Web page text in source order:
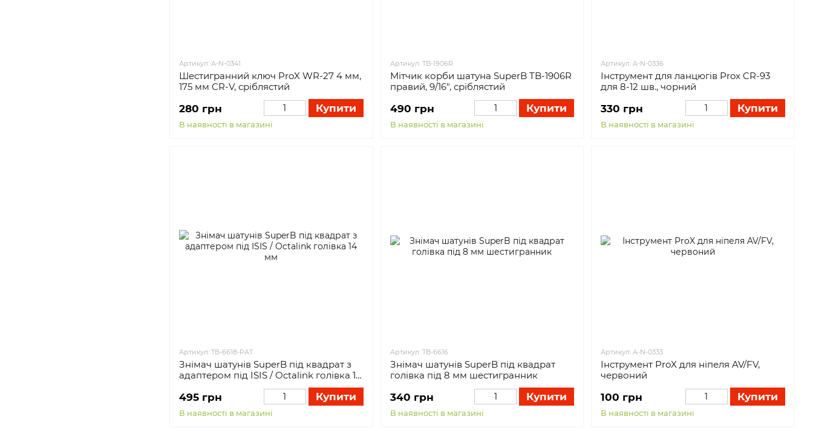
Артикул: A-N-0341
Шестигранний ключ ProX WR-27 4 мм,
175 мм CR-V, сріблястий
280 грн Купити
В наявності в магазині
Артикул: TB-1906R
Мітчик корби шатуна SuperB TB-1906R
правий, 9/16", сріблястий
490 грн Купити
В наявності в магазині
Артикул: A-N-0336
Інструмент для ланцюгів Prox CR-93
для 8-12 шв., чорний
330 грн Купити
В наявності в магазині
Артикул: TB-6618-PAT
Знімач шатунів SuperB під квадрат з
адаптером під ISIS / Octalink голівка 14
495 грн Купити
В наявності в магазині
Артикул: TB-6616
Знімач шатунів SuperB під квадрат
голівка під 8 мм шестигранник
340 грн Купити
В наявності в магазині
Артикул: A-N-0333
Інструмент ProX для ніпеля AV/FV,
червоний
100 грн Купити
В наявності в магазині